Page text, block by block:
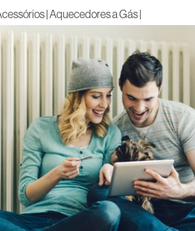
| Aquecedores a Gás |